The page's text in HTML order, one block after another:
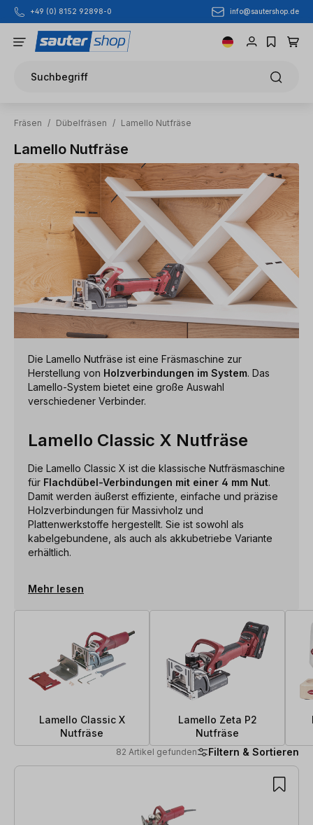
Zum Hauptinhalt springen
+49 (0) 8152 92898-0 info@sautershop.de
Suchbegriff
Fräsen / Dübelfräsen / Lamello Nutfräse
Lamello Nutfräse
Die Lamello Nutfräse ist eine Fräsmaschine zur
Herstellung von Holzverbindungen im System. Das
Lamello-System bietet eine große Auswahl
verschiedener Verbinder.
Lamello Classic X Nutfräse
Die Lamello Classic X ist die klassische Nutfräsmaschine
für Flachdübel-Verbindungen mit einer 4 mm Nut.
Damit werden äußerst effiziente, einfache und präzise
Holzverbindungen für Massivholz und
Plattenwerkstoffe hergestellt. Sie ist sowohl als
kabelgebundene, als auch als akkubetriebe Variante
erhältlich.
Mehr lesen
Lamello Classic X
Nutfräse
Lamello Zeta P2
Nutfräse
82 Artikel gefunden Filtern & Sortieren
82 Artikel gefunden